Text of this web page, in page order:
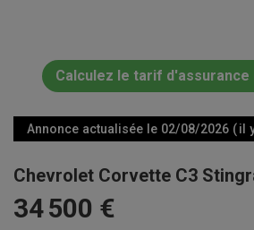
Calculez le tarif d'assurance
Annonce actualisée le 02/08/2026 ( il
Chevrolet Corvette C3
34 500 €